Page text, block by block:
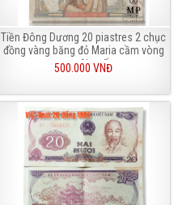
Tiền Đông Dương 20 piastres 2 chục
đồng vàng băng đỏ Maria cầm vòng
nguyệt quế
500.000 VNĐ